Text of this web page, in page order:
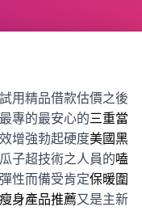
試用精品借款估價之後
專的最安心的三重當
增強勃起硬度美國黑
子超技術之人員的嗑
性而備受肯定保暖圍
瘦身產品推薦又是主新